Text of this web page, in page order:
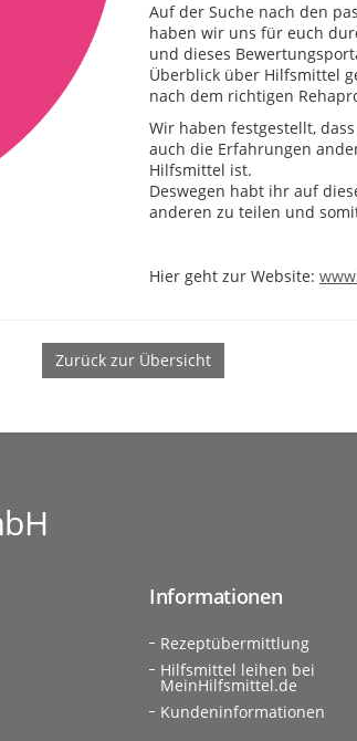
Auf der Suche nach den
haben wir uns für euch
und dieses
Überblick über Hilfsmittel
nach dem richtigen
Wir haben festgestellt,
auch die Erfahrungen
Hilfsmittel ist.
Deswegen habt ihr auf
anderen zu teilen und
Hier geht zur Website:
Zurück zur Übersicht
Informationen
Rezeptübermittlung
Hilfsmittel leihen bei
MeinHilfsmittel.de
Kundeninformationen